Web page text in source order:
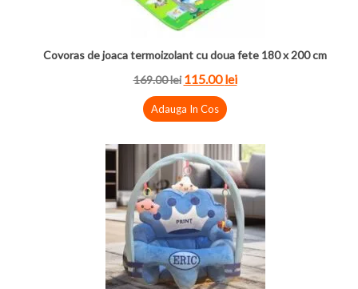
Covoras de joaca termoizolant cu doua fete 180 x 200 cm
169.00lei 115.00lei
Adauga In Cos